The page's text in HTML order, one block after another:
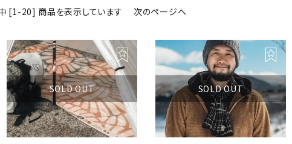
[1-20] 商品を表示しています
次のページへ
SOLD OUT SOLD OUT